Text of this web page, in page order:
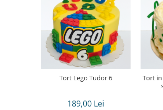
Tort Lego Tudor 6
189,00 Lei
Tort